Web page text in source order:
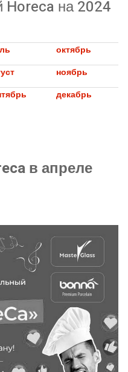
Horeca на 2024
октябрь
ноябрь
декабрь
в апреле